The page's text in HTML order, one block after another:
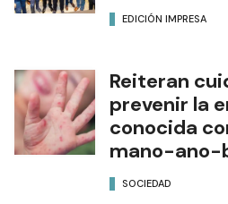
EDICIÓN IMPRESA
Reiteran
prevenir la
conocida
mano-ano-
SOCIEDAD